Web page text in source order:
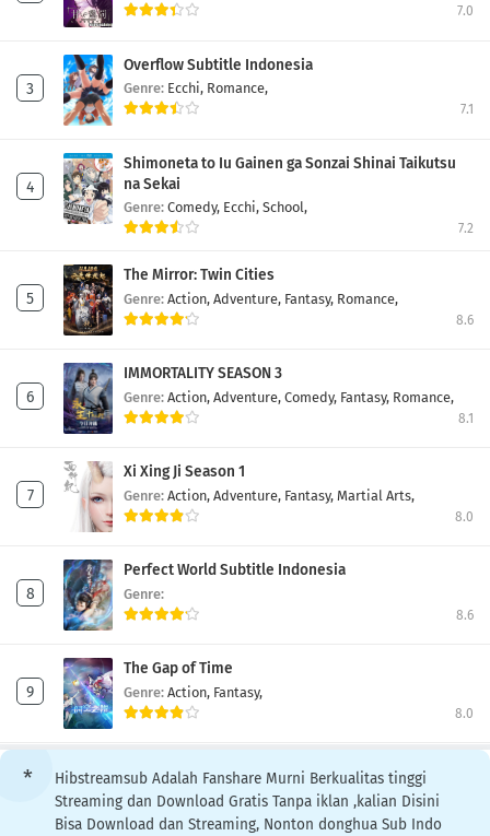
7.0
Overflow Subtitle Indonesia
Genre: Ecchi, Romance,
7.1
Shimoneta to Iu Gainen ga Sonzai Shinai Taikutsu
na Sekai
Genre: Comedy, Ecchi, School,
7.2
The Mirror: Twin Cities
Genre: Action, Adventure, Fantasy, Romance,
8.6
IMMORTALITY SEASON 3
Genre: Action, Adventure, Comedy, Fantasy, Romance,
8.1
Xi Xing Ji Season 1
Genre: Action, Adventure, Fantasy, Martial Arts,
8.0
Perfect World Subtitle Indonesia
Genre:
8.6
The Gap of Time
Genre: Action, Fantasy,
8.0
Hibstreamsub Adalah Fanshare Murni Berkualitas tinggi
Streaming dan Download Gratis Tanpa iklan ,kalian Disini
Bisa Download dan Streaming, Nonton donghua Sub Indo